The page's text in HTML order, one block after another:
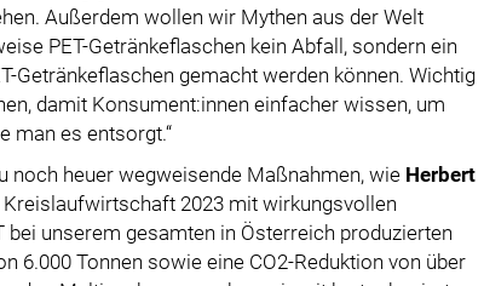
Außerdem wollen wir Mythen aus der Welt
PET-Getränkeflaschen kein Abfall, sondern ein
Getränkeflaschen gemacht werden können. Wichtig
damit Konsument:innen einfacher wissen, um
man es entsorgt.“
noch heuer wegweisende Maßnahmen, wie Herbert
2023 mit wirkungsvollen
bei unserem gesamten in Österreich produzierten
6.000 Tonnen sowie eine CO2-Reduktion von über